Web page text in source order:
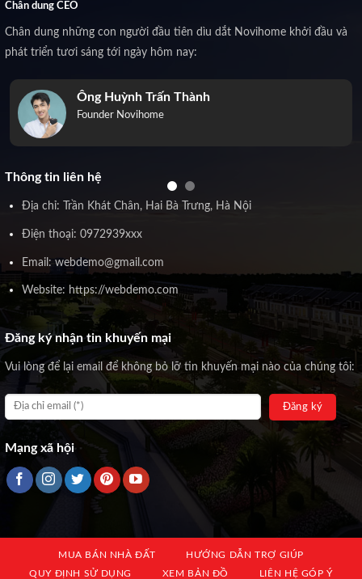
Chân dung CEO
Chân dung những con người đầu tiên dìu dắt Novihome khởi đầu và
phát triển tươi sáng tới ngày hôm nay:
Ông Huỳnh Trấn Thành
Founder Novihome
Thông tin liên hệ
Địa chỉ: Trần Khát Chân, Hai Bà Trưng, Hà Nội
Điện thoại: 0972939xxx
Email: webdemo@gmail.com
Website: https://webdemo.com
Đăng ký nhận tin khuyến mại
Vui lòng để lại email để không bỏ lỡ tin khuyến mại nào của chúng tôi:
Mạng xã hội
MUA BÁN NHÀ ĐẤT
HƯỚNG DẪN TRỢ GIÚP
QUY ĐỊNH SỬ DỤNG
XEM BẢN ĐỒ LIÊN HỆ GÓP Ý